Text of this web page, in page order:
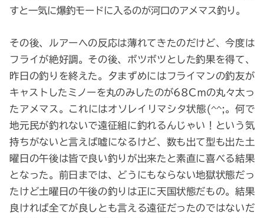
すと一気に爆釣モードに入るのが河口のアメマス釣り。
その後、ルアーへの反応は薄れてきたのだけど、今度は
フライが絶好調。その後、ボツボツとした釣果を得て、
昨日の釣りを終えた。夕まずめにはフライマンの釣友が
キャストしたミノーを丸のみしたのが68Cｍの丸々太っ
たアメマス。これにはオソレイリマシタ状態(^^;。何で
地元民が釣れないで遠征組に釣れるんじゃい！という気
持ちがないと言えば嘘になるけど、数も出て型も出た土
曜日の午後は皆で良い釣りが出来たと素直に喜べる結果
となった。前日までは、どうにもならない地獄状態だっ
たけど土曜日の午後の釣りは正に天国状態だもの。結果
良ければ全てが良しとも言える遠征だったのではないだ